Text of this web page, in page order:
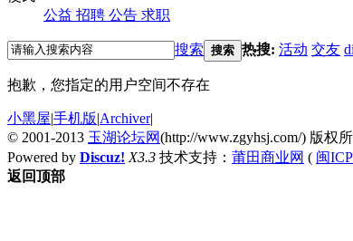
公益 招聘 公告 求职
搜索 搜索 热搜: 活动 交友
抱歉，您指定的用户空间不存在
小黑屋|手机版|Archiver|
© 2001-2013 玉湖论坛网(http://www.zgyhsj.com/) 版权
Powered by Discuz! X3.3 技术支持： 莆田商业网 ( 闽
返回顶部